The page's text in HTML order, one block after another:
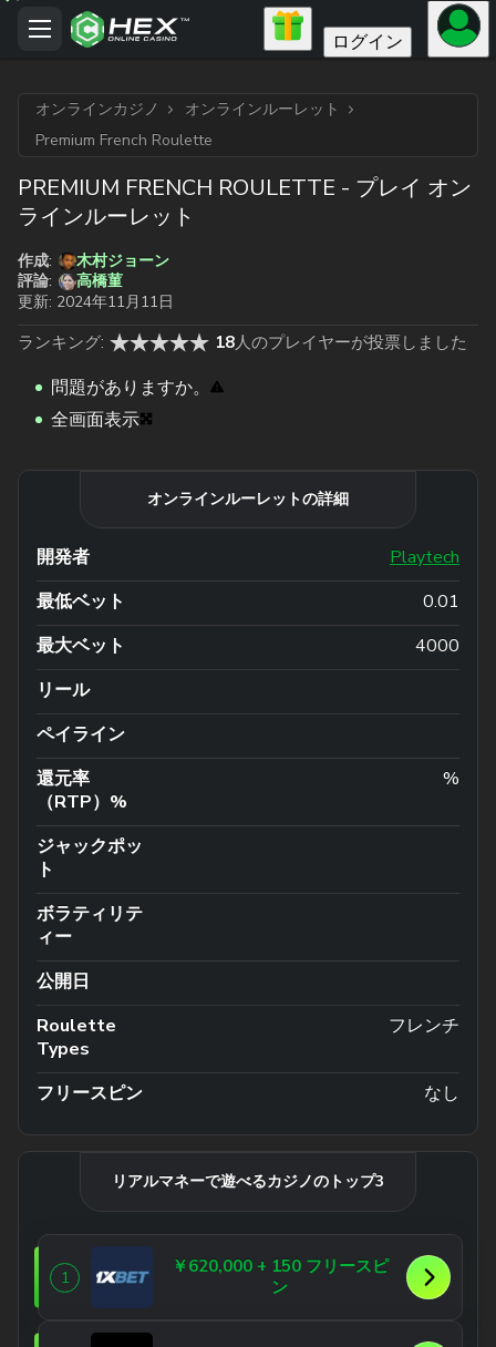
ログイン
オンラインカジノ
オンラインルーレット
Premium French Roulette
PREMIUM FRENCH ROULETTE - プレイ オン
ラインルーレット
作成:
木村ジョーン
評論:
高橋菫
更新: 2024年11月11日
ランキング: 18人のプレイヤーが投票しました
問題がありますか。
全画面表示
オンラインルーレットの詳細
開発者
Playtech
最低ベット
0.01
最大ベット
4000
リール
ペイライン
還元率
（RTP）%
%
ジャックポッ
ト
ボラティリテ
ィー
公開日
Roulette
Types
フレンチ
フリースピン なし
リアルマネーで遊べるカジノのトップ3
1
￥620,000 + 150 フリースピ
ン